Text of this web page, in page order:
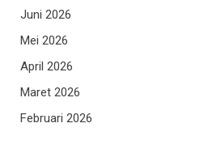
Juni 2026
Mei 2026
April 2026
Maret 2026
Februari 2026